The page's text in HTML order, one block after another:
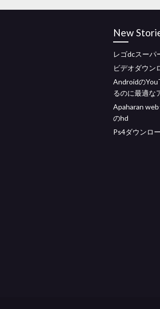
New
レゴdcスーパ
ビデオダウン
Androidの
るのに最適な
Apaharan
のhd
Ps4ダウンロ